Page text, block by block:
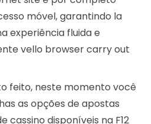
móvel, garantindo la
experiência fluida e
vello browser carry out
feito, neste momento você
as opções de apostas
cassino disponíveis na F12